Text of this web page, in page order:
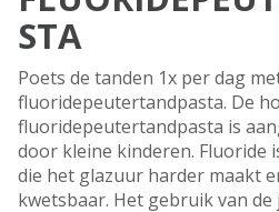
STA
Poets de tanden 1x per dag
fluoridepeutertandpasta. De
fluoridepeutertandpasta is
door kleine kinderen. Fluoride
die het glazuur harder maakt
kwetsbaar. Het gebruik van